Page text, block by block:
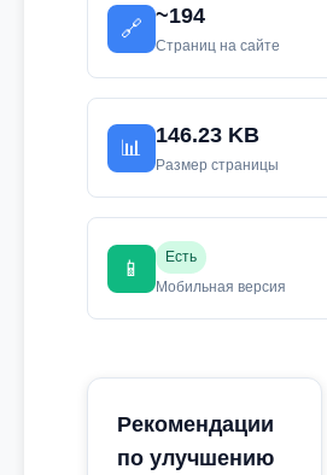
🔗
~194
Страниц на сайте
📊
146.23 KB
Размер страницы
📱
Есть
Мобильная версия
Рекомендации
по улучшению